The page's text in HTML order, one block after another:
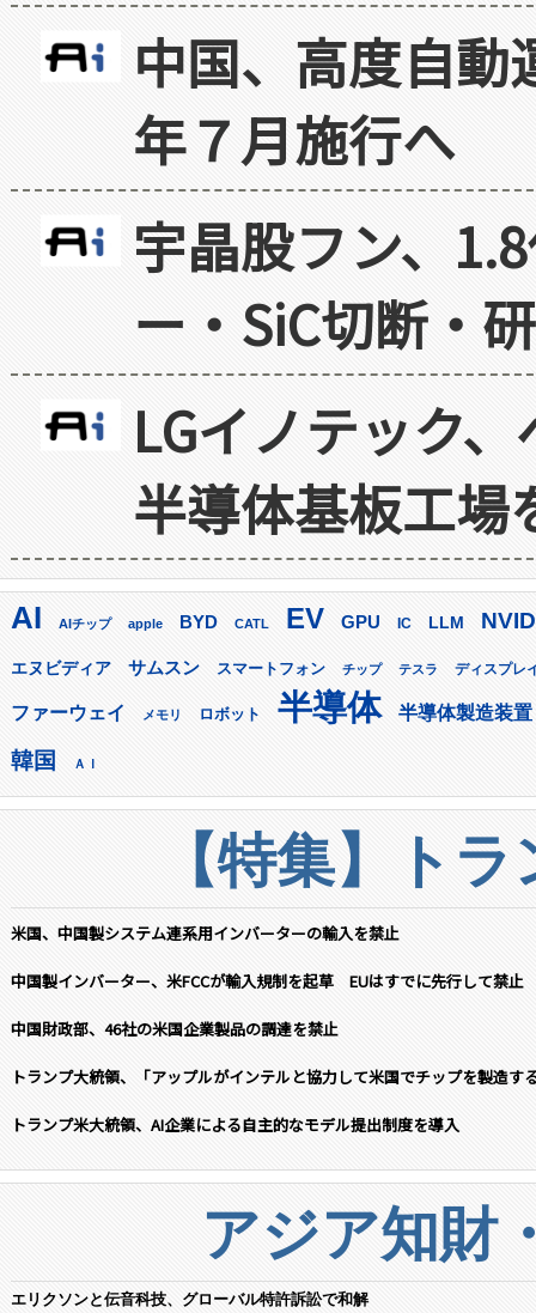
中国、高度自
年７月施行へ
宇晶股フン、
ー・SiC切断・
LGイノテック
半導体基板工場
AI AIチップ apple BYD CATL EV GPU IC LLM
エヌビディア サムスン スマートフォン チップ テスラ ディスプレ
ファーウェイ メモリ ロボット 半導体 半導体製造装置
韓国 ＡＩ
【特集】ト
米国、中国製システム連系用インバーターの輸入を禁止
中国製インバーター、米FCCが輸入規制を起草 EUはすでに先行して禁止
中国財政部、46社の米国企業製品の調達を禁止
トランプ大統領、「アップルがインテルと協力して米国でチップを製造す
トランプ米大統領、AI企業による自主的なモデル提出制度を導入
アジア知財
エリクソンと伝音科技、グローバル特許訴訟で和解